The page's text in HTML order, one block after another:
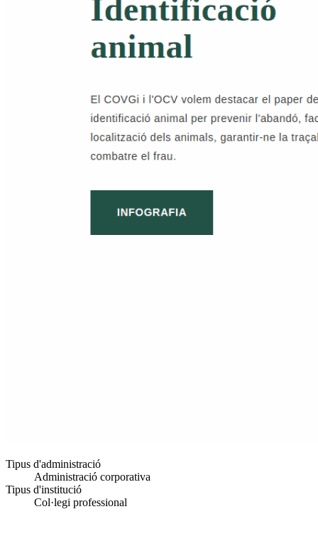
Tipus d'administració
Administració corporativa
Tipus d'institució
Col·legi professional